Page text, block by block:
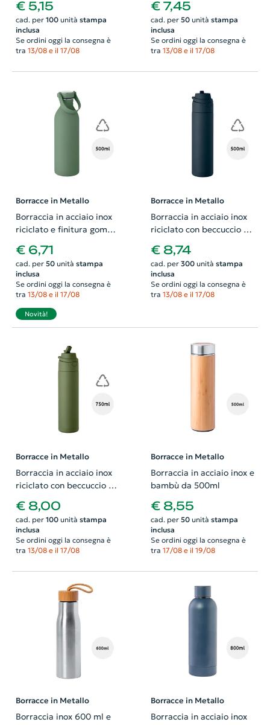
€ 5,15
cad. per 100unità stampa
inclusa
Se ordini oggi la consegna è
tra 13/08 e il 17/08
legno di acacia 700ml
€ 7,45
cad. per 50unità stampa
inclusa
Se ordini oggi la consegna è
tra 13/08 e il 17/08
Borracce in Metallo
Borraccia in acciaio inox
riciclato e finitura gomma
con manico silicone
500ml
€ 6,71
cad. per 50unità stampa
inclusa
Se ordini oggi la consegna è
tra 13/08 e il 17/08
Novità!
Borracce in Metallo
Borraccia in acciaio inox
riciclato con beccuccio e
manico da 500ml
€ 8,74
cad. per 300unità stampa
inclusa
Se ordini oggi la consegna è
tra 13/08 e il 17/08
Borracce in Metallo
Borraccia in acciaio inox
riciclato con beccuccio e
€ 8,00
cad. per 100unità stampa
inclusa
Se ordini oggi la consegna è
tra 13/08 e il 17/08
Borracce in Metallo
Borraccia in acciaio inox e
bambù da 500ml
€ 8,55
cad. per 50unità stampa
inclusa
Se ordini oggi la consegna è
tra 17/08 e il 19/08
Borracce in Metallo
Borraccia inox 600 ml e
Borracce in Metallo
Borraccia in acciaio inox